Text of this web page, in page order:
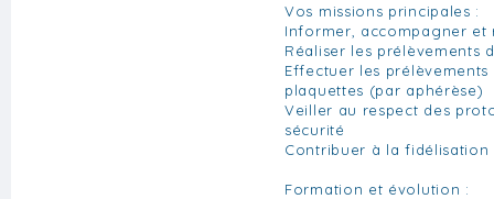
Vos missions principales :
Informer, accompagner et
Réaliser les prélèvements
Effectuer les
plaquettes (par aphérèse)
Veiller au respect des
sécurité
Contribuer à la fidélisation
Formation et évolution :